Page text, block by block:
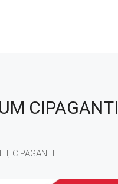
CIPAGANTI
CIPAGANTI